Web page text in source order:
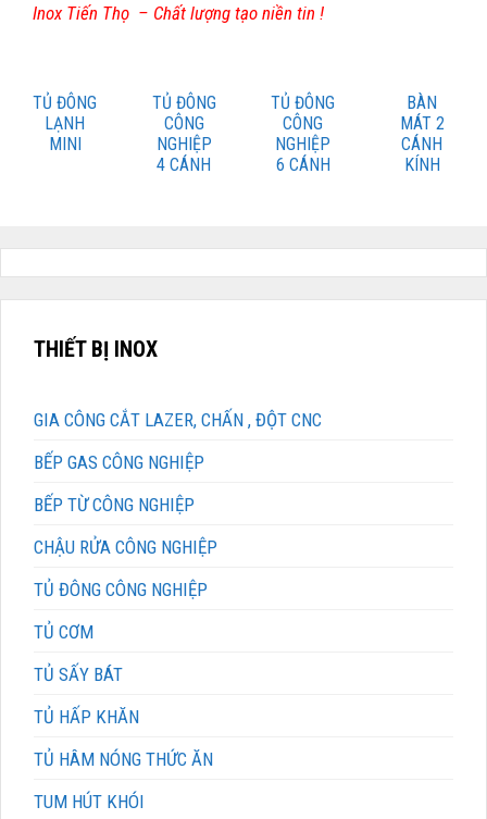
Inox Tiến Thọ – Chất lượng tạo niền tin !
TỦ ĐÔNG
LẠNH
MINI
TỦ ĐÔNG
CÔNG
NGHIỆP
4 CÁNH
TỦ ĐÔNG
CÔNG
NGHIỆP
6 CÁNH
BÀN
MÁT 2
CÁNH
KÍNH
THIẾT BỊ INOX
GIA CÔNG CẮT LAZER, CHẤN , ĐỘT CNC
BẾP GAS CÔNG NGHIỆP
BẾP TỪ CÔNG NGHIỆP
CHẬU RỬA CÔNG NGHIỆP
TỦ ĐÔNG CÔNG NGHIỆP
TỦ CƠM
TỦ SẤY BÁT
TỦ HẤP KHĂN
TỦ HÂM NÓNG THỨC ĂN
TUM HÚT KHÓI